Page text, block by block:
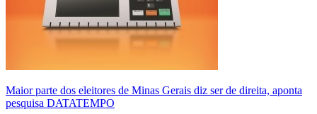
Maior parte dos eleitores de Minas Gerais diz ser de direita, aponta
pesquisa DATATEMPO